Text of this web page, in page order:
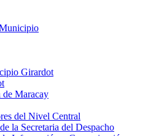
Girardot
de Maracay
del Nivel Central
la Secretaria del Despacho